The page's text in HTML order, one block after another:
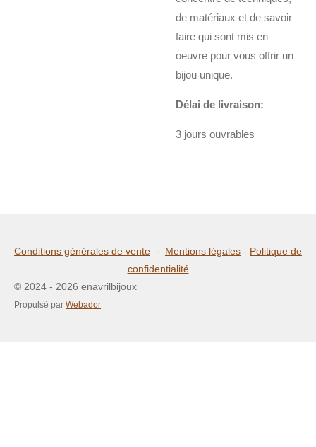
de matériaux et de savoir
faire qui sont mis en
oeuvre pour vous offrir un
bijou unique.
Délai de livraison:
3 jours ouvrables
Conditions générales de vente - Mentions légales - Politique de
confidentialité
© 2024 - 2026 enavrilbijoux
Propulsé par Webador